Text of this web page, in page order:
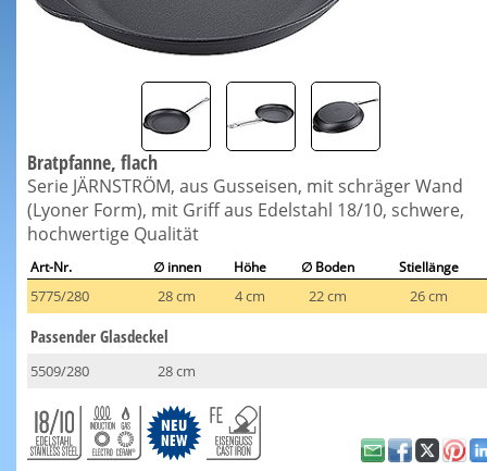
Bratpfanne, flach
Serie JÄRNSTRÖM, aus Gusseisen, mit schräger Wand
(Lyoner Form), mit Griff aus Edelstahl 18/10, schwere,
hochwertige Qualität
Art-Nr. ∅ innen Höhe ∅ Boden Stiellänge
5775/280 28 cm 4 cm 22 cm 26 cm
Passender Glasdeckel
5509/280 28 cm